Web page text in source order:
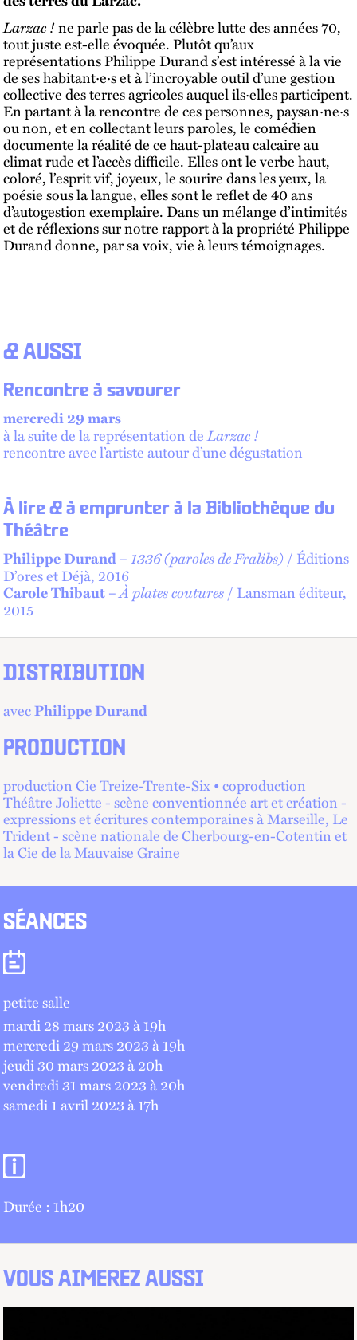
Larzac !ne parle pas de la célèbre lutte des années 70,
tout juste est-elle évoquée. Plutôt qu’aux
représentations Philippe Durand s’est intéressé à la vie
de ses habitant·e·s et à l’incroyable outil d’une gestion
collective des terres agricoles auquel ils·elles participent.
En partant à la rencontre de ces personnes, paysan·ne·s
ou non, et en collectant leurs paroles, le comédien
documente la réalité de ce haut-plateau calcaire au
climat rude et l’accès difficile. Elles ont le verbe haut,
coloré, l’esprit vif, joyeux, le sourire dans les yeux, la
poésie sous la langue, elles sont le reflet de 40 ans
d’autogestion exemplaire. Dans un mélange d’intimités
et de réflexions sur notre rapport à la propriété Philippe
Durand donne, par sa voix, vie à leurs témoignages.
& AUSSI
Rencontre à savourer
mercredi 29 mars
à la suite de la représentation deLarzac !
rencontre avec l’artiste autour d’une dégustation
À lire & à emprunter à la Bibliothèque du
Théâtre
Philippe Durand–1336 (paroles de Fralibs) / Éditions
D’ores et Déjà, 2016
Carole Thibaut–À plates coutures/ Lansman éditeur,
2015
DISTRIBUTION
avecPhilippe Durand
PRODUCTION
production Cie Treize-Trente-Six • coproduction
Théâtre Joliette - scène conventionnée art et création -
expressions et écritures contemporaines à Marseille, Le
Trident - scène nationale de Cherbourg-en-Cotentin et
la Cie de la Mauvaise Graine
SÉANCES
Séances
petite salle
mardi 28 mars 2023 à 19h
mercredi 29 mars 2023 à 19h
jeudi 30 mars 2023 à 20h
vendredi 31 mars 2023 à 20h
samedi 1 avril 2023 à 17h
Informations pratiques
Durée : 1h20
VOUS AIMEREZ AUSSI